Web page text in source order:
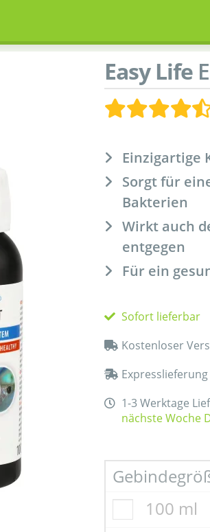
Easy Life
Einzigartige
Sorgt für
Bakterien
Wirkt auch
entgegen
Für ein
Sofort lieferbar
Kostenloser
1-3 Werktage
nächste Woche
100 ml